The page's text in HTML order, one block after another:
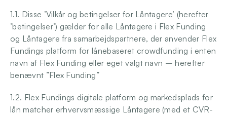
Blive investor
Login
1.1. Disse ’Vilkår og betingelser for Låntagere’ (herefter
’betingelser’) gælder for alle Låntagere i Flex Funding
og Låntagere fra samarbejdspartnere, der anvender Flex
Fundings platform for lånebaseret crowdfunding i enten
navn af Flex Funding eller eget valgt navn – herefter
benævnt ”Flex Funding”
1.2. Flex Fundings digitale platform og markedsplads for
lån matcher erhvervsmæssige Låntagere (med et CVR-